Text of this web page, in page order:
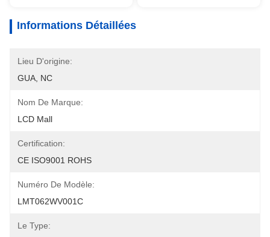
Informations Détaillées
Lieu D'origine:
GUA, NC
Nom De Marque:
LCD Mall
Certification:
CE ISO9001 ROHS
Numéro De Modèle:
LMT062WV001C
Le Type: